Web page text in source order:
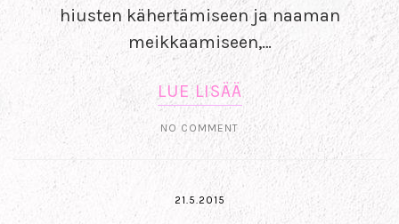
hiusten kähertämiseen ja naaman
meikkaamiseen,…
LUE LISÄÄ
NO COMMENT
21.5.2015